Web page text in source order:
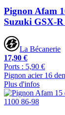
Pignon Afam
Suzuki GSX-R
La Bécanerie
17,90 €
Ports : 5,90 €
Pignon acier 16
Plus d'infos